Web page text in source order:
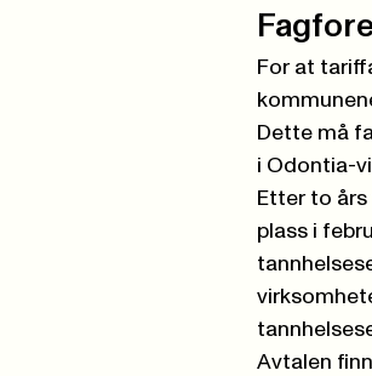
For at
Dette må
i Odontia-
Etter to
plass i
Avtalen